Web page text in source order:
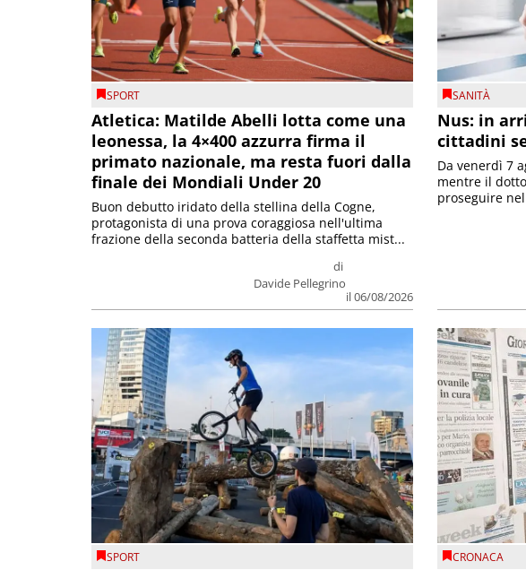
SPORT
Atletica: Matilde Abelli lotta come una
leonessa, la 4×400 azzurra firma il
primato nazionale, ma resta fuori dalla
finale dei Mondiali Under 20
di
Davide Pellegrino
il 06/08/2026
Buon debutto iridato della stellina della Cogne,
protagonista di una prova coraggiosa nell'ultima
frazione della seconda batteria della staffetta mist...
SANITÀ
Nus: in
cittadini
Da venerdì 7
mentre il
proseguire
SPORT CRONACA